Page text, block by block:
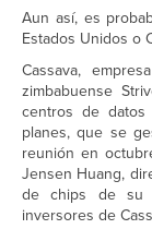
Aun así, es
Estados Unidos o
Cassava,
zimbabuense
centros de
planes, que se
reunión en
Jensen Huang,
de chips de su
inversores de